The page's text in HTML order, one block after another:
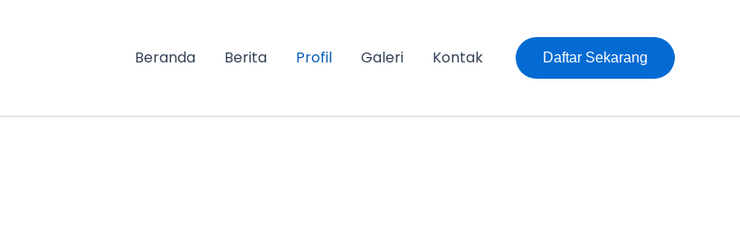
Beranda Berita Profil Galeri Kontak Daftar Sekarang